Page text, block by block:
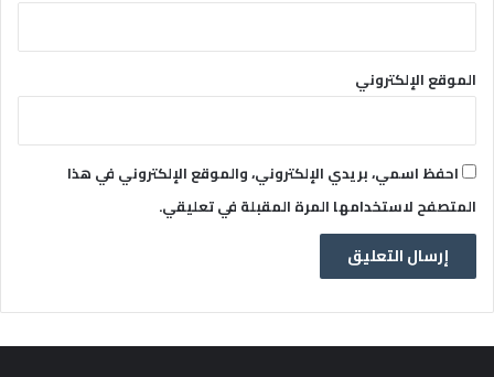
الموقع الإلكتروني
احفظ اسمي، بريدي الإلكتروني، والموقع الإلكتروني في هذا
المتصفح لاستخدامها المرة المقبلة في تعليقي.